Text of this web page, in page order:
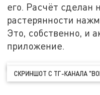
его. Расчёт сделан
растерянности
Это, собственно, и
приложение.
СКРИНШОТ С ТГ-КАНАЛА